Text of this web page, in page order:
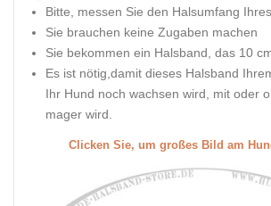
Bitte, messen Sie den Halsumfang
Sie brauchen keine Zugaben machen
Sie bekommen ein Halsband, das 10
Es ist nötig,damit dieses Halsband
Ihr Hund noch wachsen wird, mit oder
mager wird.
Clicken Sie, um großes Bild am